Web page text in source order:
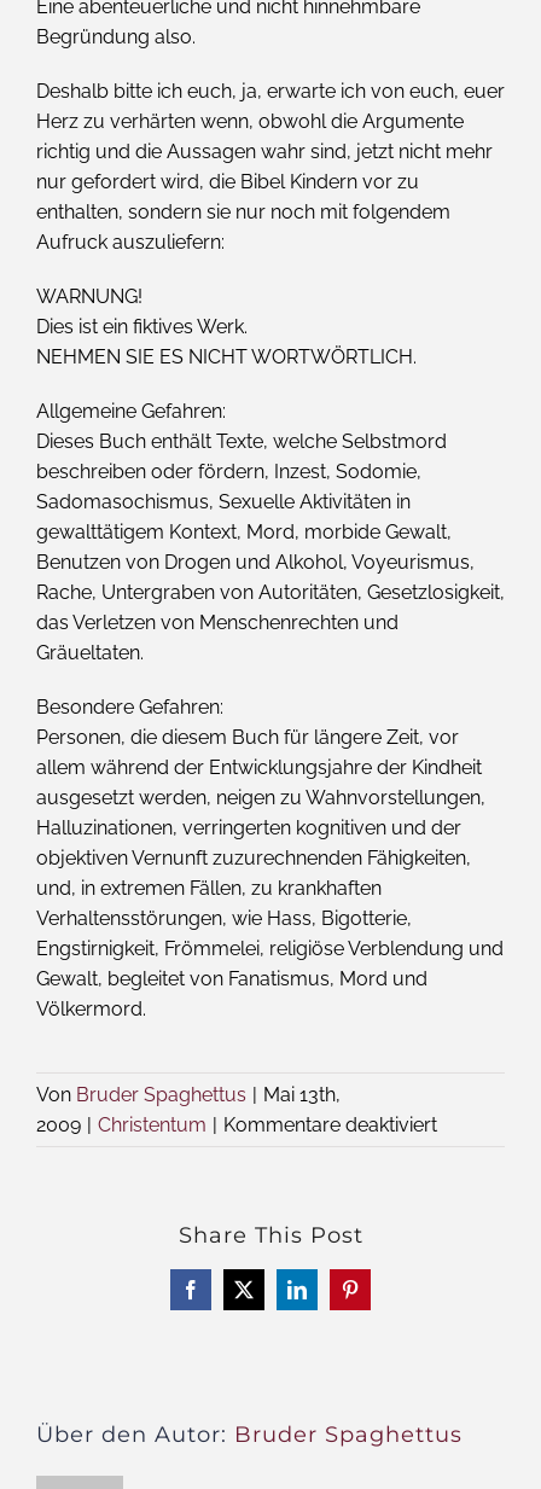
Eine abenteuerliche und nicht hinnehmbare
Begründung also.
Deshalb bitte ich euch, ja, erwarte ich von euch, euer
Herz zu verhärten wenn, obwohl die Argumente
richtig und die Aussagen wahr sind, jetzt nicht mehr
nur gefordert wird, die Bibel Kindern vor zu
enthalten, sondern sie nur noch mit folgendem
Aufruck auszuliefern:
WARNUNG!
Dies ist ein fiktives Werk.
NEHMEN SIE ES NICHT WORTWÖRTLICH.
Allgemeine Gefahren:
Dieses Buch enthält Texte, welche Selbstmord
beschreiben oder fördern, Inzest, Sodomie,
Sadomasochismus, Sexuelle Aktivitäten in
gewalttätigem Kontext, Mord, morbide Gewalt,
Benutzen von Drogen und Alkohol, Voyeurismus,
Rache, Untergraben von Autoritäten, Gesetzlosigkeit,
das Verletzen von Menschenrechten und
Gräueltaten.
Besondere Gefahren:
Personen, die diesem Buch für längere Zeit, vor
allem während der Entwicklungsjahre der Kindheit
ausgesetzt werden, neigen zu Wahnvorstellungen,
Halluzinationen, verringerten kognitiven und der
objektiven Vernunft zuzurechnenden Fähigkeiten,
und, in extremen Fällen, zu krankhaften
Verhaltensstörungen, wie Hass, Bigotterie,
Engstirnigkeit, Frömmelei, religiöse Verblendung und
Gewalt, begleitet von Fanatismus, Mord und
Völkermord.
Von Bruder Spaghettus | Mai 13th,
2009 | Christentum | Kommentare deaktiviertfür
Share This Post
Facebook
X LinkedInPinterest
Über den Autor: Bruder Spaghettus